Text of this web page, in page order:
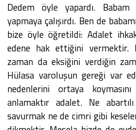
Dedem öyle yapardı. Babam
yapmaya çalışırdı. Ben de
bize öyle öğretildi: Adalet
edene hak ettiğini vermektir.
zaman da eksiğini verdiğin
Hülasa varoluşun gereği var
nedenlerini ortaya
anlamaktır adalet. Ne
savurmak ne de cimri gibi